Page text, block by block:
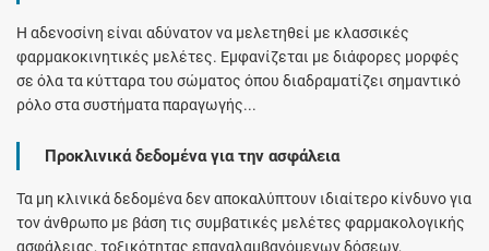
Η αδενοσίνη είναι αδύνατον να μελετηθεί με κλασσικές
φαρμακοκινητικές μελέτες. Εμφανίζεται με διάφορες μορφές
σε όλα τα κύτταρα του σώματος όπου διαδραματίζει σημαντικό
ρόλο στα συστήματα παραγωγής...
Προκλινικά δεδομένα για την ασφάλεια
Τα μη κλινικά δεδομένα δεν αποκαλύπτουν ιδιαίτερο κίνδυνο για
τον άνθρωπο με βάση τις συμβατικές μελέτες φαρμακολογικής
ασφάλειας, τοξικότητας επαναλαμβανόμενων δόσεων,